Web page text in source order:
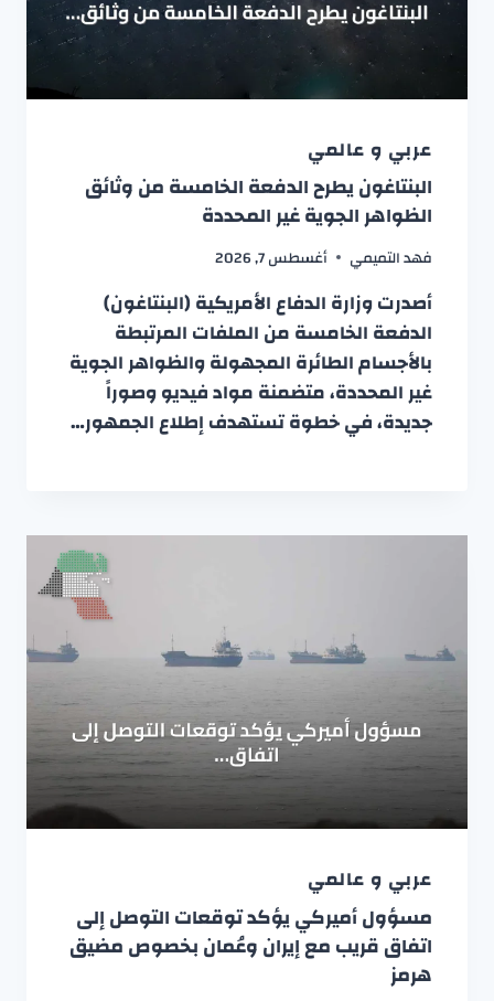
عربي و عالمي
البنتاغون يطرح الدفعة الخامسة من وثائق
الظواهر الجوية غير المحددة
فهد التميمي أغسطس 7, 2026
أصدرت وزارة الدفاع الأمريكية (البنتاغون)
الدفعة الخامسة من الملفات المرتبطة
بالأجسام الطائرة المجهولة والظواهر الجوية
غير المحددة، متضمنة مواد فيديو وصوراً
جديدة، في خطوة تستهدف إطلاع الجمهور…
عربي و عالمي
مسؤول أميركي يؤكد توقعات التوصل إلى
اتفاق قريب مع إيران وعُمان بخصوص مضيق
هرمز